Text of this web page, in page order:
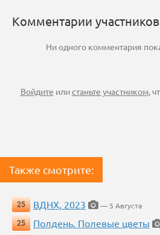
Комментарии
Ни одного комментария
Войдите илистаньте участником,
Также смотрите:
25 ВДНХ, 2023
— 5 Августа
25
Полдень. Полевые цветы